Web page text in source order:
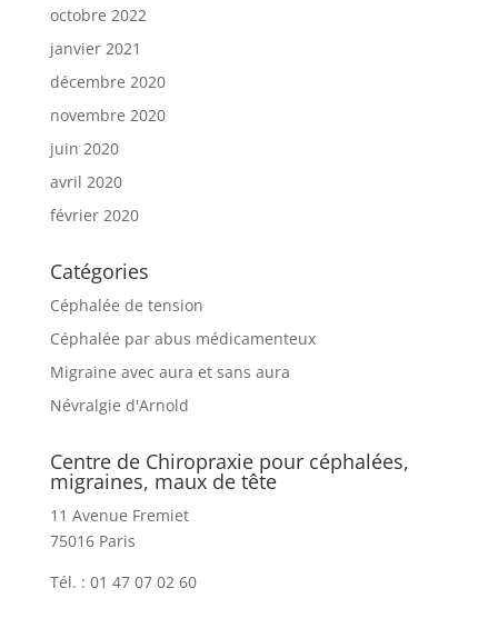
octobre 2022
janvier 2021
décembre 2020
novembre 2020
juin 2020
avril 2020
février 2020
Catégories
Céphalée de tension
Céphalée par abus médicamenteux
Migraine avec aura et sans aura
Névralgie d'Arnold
Centre de Chiropraxie pour céphalées,
migraines, maux de tête
11 Avenue Fremiet
75016 Paris
Tél. : 01 47 07 02 60